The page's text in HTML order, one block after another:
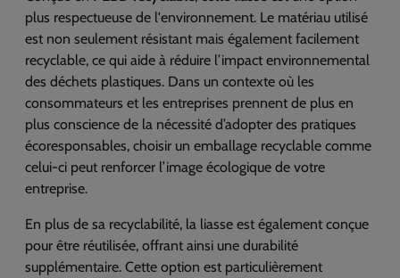
plus respectueuse de l'environnement. Le matériau utilisé
est non seulement résistant mais également facilement
recyclable, ce qui aide à réduire l’impact environnemental
des déchets plastiques. Dans un contexte où les
consommateurs et les entreprises prennent de plus en
plus conscience de la nécessité d’adopter des pratiques
écoresponsables, choisir un emballage recyclable comme
celui-ci peut renforcer l’image écologique de votre
entreprise.
En plus de sa recyclabilité, la liasse est également conçue
pour être réutilisée, offrant ainsi une durabilité
supplémentaire. Cette option est particulièrement